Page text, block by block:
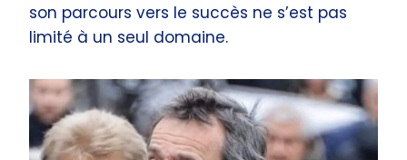
son parcours vers le succès ne s’est pas
limité à un seul domaine.